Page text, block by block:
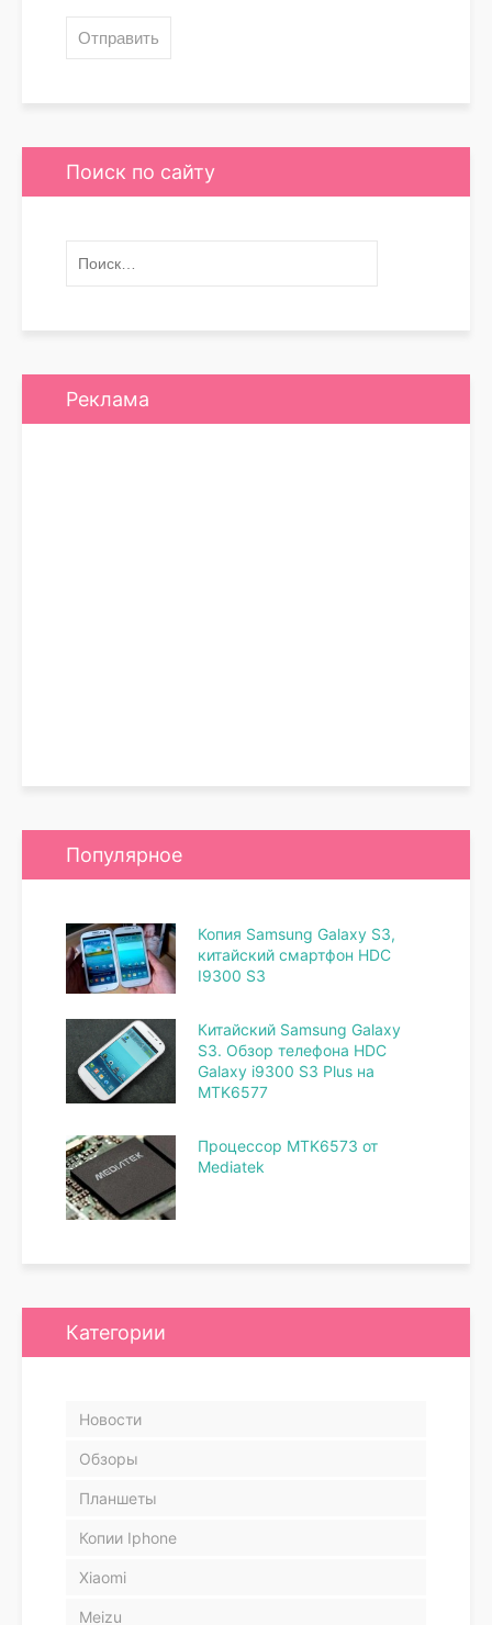
Поиск по сайту
Реклама
Популярное
Копия Samsung Galaxy S3,
китайский смартфон HDC
I9300 S3
Китайский Samsung Galaxy
S3. Обзор телефона HDC
Galaxy i9300 S3 Plus на
MTK6577
Процессор MTK6573 от
Mediatek
Категории
Новости
Обзоры
Планшеты
Копии Iphone
Xiaomi
Meizu